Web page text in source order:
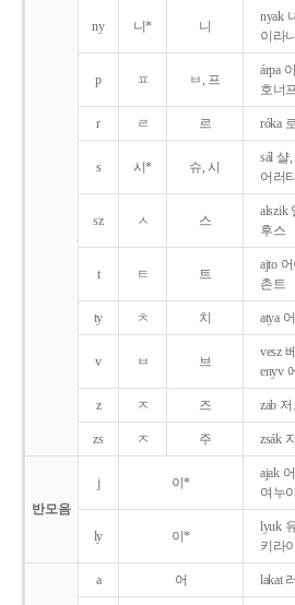
ny 니* 니
nyak
이라니
p ㅍ ㅂ, 프
árpa
호너
r ㄹ 르 róka
s 시* 슈, 시
sál 샬,
어러
sz ㅅ 스
alszik
후스
t ㅌ 트
ajto
촌트
ty ㅊ 치 atya
v ㅂ 브
vesz
enyv
z ㅈ 즈 zab
zs ㅈ 주 zsák
반모음
j 이*
ajak
여누
ly 이*
lyuk
키라이
a 어 lakat